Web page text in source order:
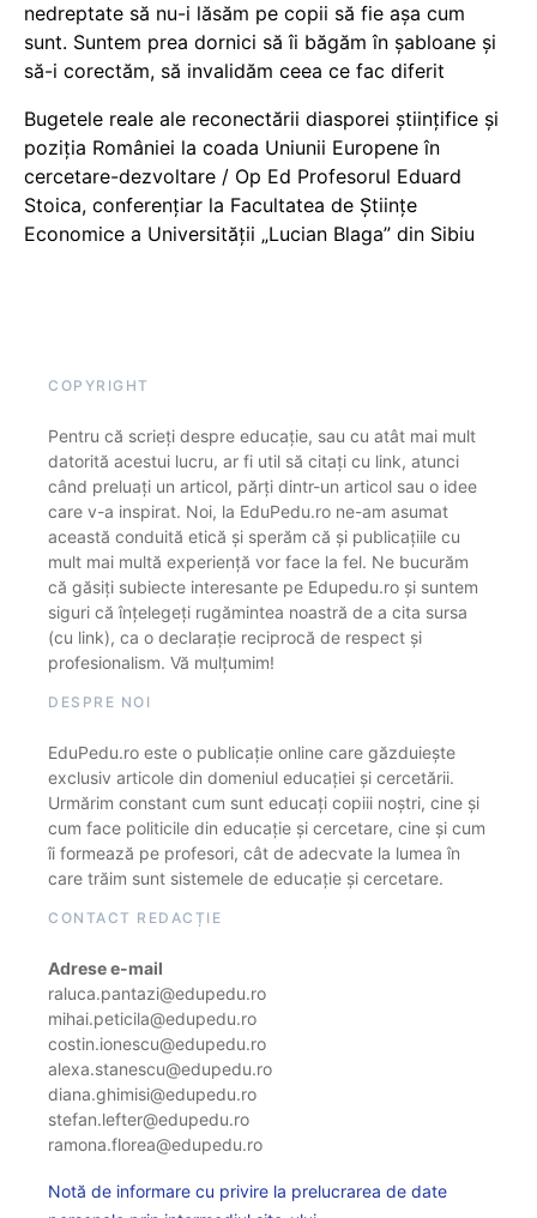
nedreptate să nu-i lăsăm pe copii să fie așa cum
sunt. Suntem prea dornici să îi băgăm în șabloane și
să-i corectăm, să invalidăm ceea ce fac diferit
Bugetele reale ale reconectării diasporei științifice și
poziția României la coada Uniunii Europene în
cercetare-dezvoltare / Op Ed Profesorul Eduard
Stoica, conferențiar la Facultatea de Științe
Economice a Universității „Lucian Blaga” din Sibiu
COPYRIGHT
Pentru că scrieți despre educație, sau cu atât mai mult
datorită acestui lucru, ar fi util să citați cu link, atunci
când preluați un articol, părți dintr-un articol sau o idee
care v-a inspirat. Noi, la EduPedu.ro ne-am asumat
această conduită etică și sperăm că și publicațiile cu
mult mai multă experiență vor face la fel. Ne bucurăm
că găsiți subiecte interesante pe Edupedu.ro și suntem
siguri că înțelegeți rugămintea noastră de a cita sursa
(cu link), ca o declarație reciprocă de respect și
profesionalism. Vă mulțumim!
DESPRE NOI
EduPedu.ro este o publicație online care găzduiește
exclusiv articole din domeniul educației și cercetării.
Urmărim constant cum sunt educați copiii noștri, cine și
cum face politicile din educație și cercetare, cine și cum
îi formează pe profesori, cât de adecvate la lumea în
care trăim sunt sistemele de educație și cercetare.
CONTACT REDACȚIE
Adrese e-mail
raluca.pantazi@edupedu.ro
mihai.peticila@edupedu.ro
costin.ionescu@edupedu.ro
alexa.stanescu@edupedu.ro
diana.ghimisi@edupedu.ro
stefan.lefter@edupedu.ro
ramona.florea@edupedu.ro
Notă de informare cu privire la prelucrarea de date